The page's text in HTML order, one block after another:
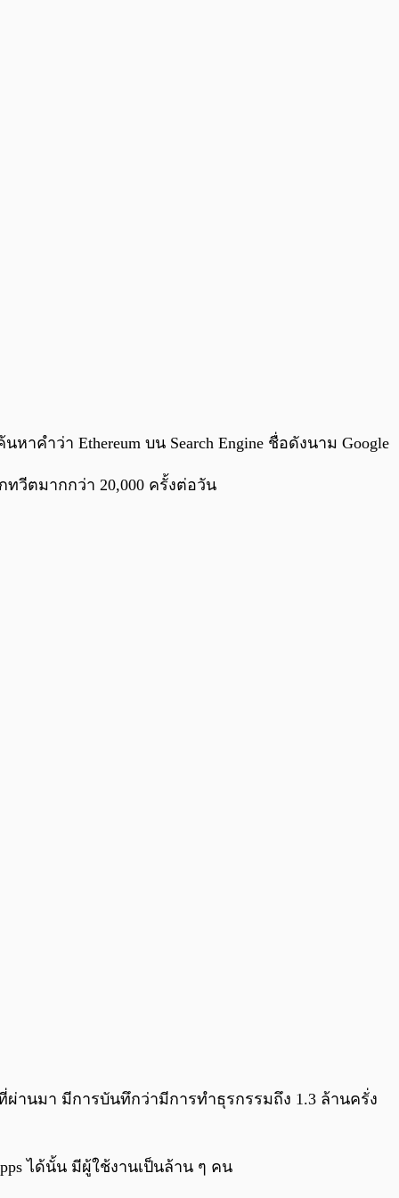
0:00 /
หาคำว่า Ethereum บน Search Engine ชื่อดังนาม Google
ทวีตมากกว่า 20,000 ครั้งต่อวัน
านมา มีการบันทึกว่ามีการทำธุรกรรมถึง 1.3 ล้านครั่ง
ได้นั้น มีผู้ใช้งานเป็นล้าน ๆ คน